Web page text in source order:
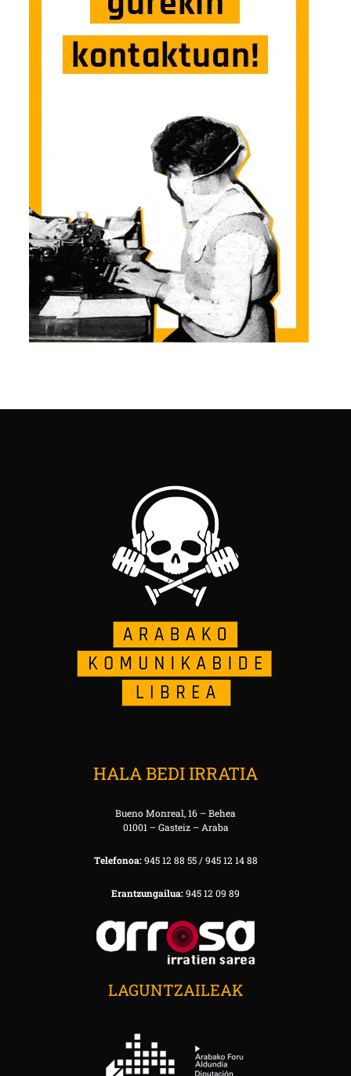
HALA BEDI IRRATIA
Bueno Monreal, 16 – Behea
01001 – Gasteiz – Araba
Telefonoa:945 12 88 55 / 945 12 14 88
Erantzungailua:945 12 09 89
LAGUNTZAILEAK